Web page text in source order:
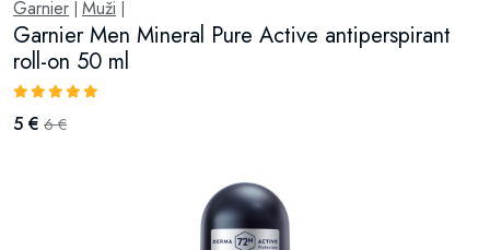
Garnier Muži
Garnier Men Mineral Pure Active antiperspirant
roll-on 50 ml
5 € 6 €